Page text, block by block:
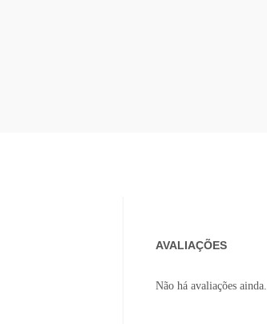
AVALIAÇÕES
Não há avaliações ainda.